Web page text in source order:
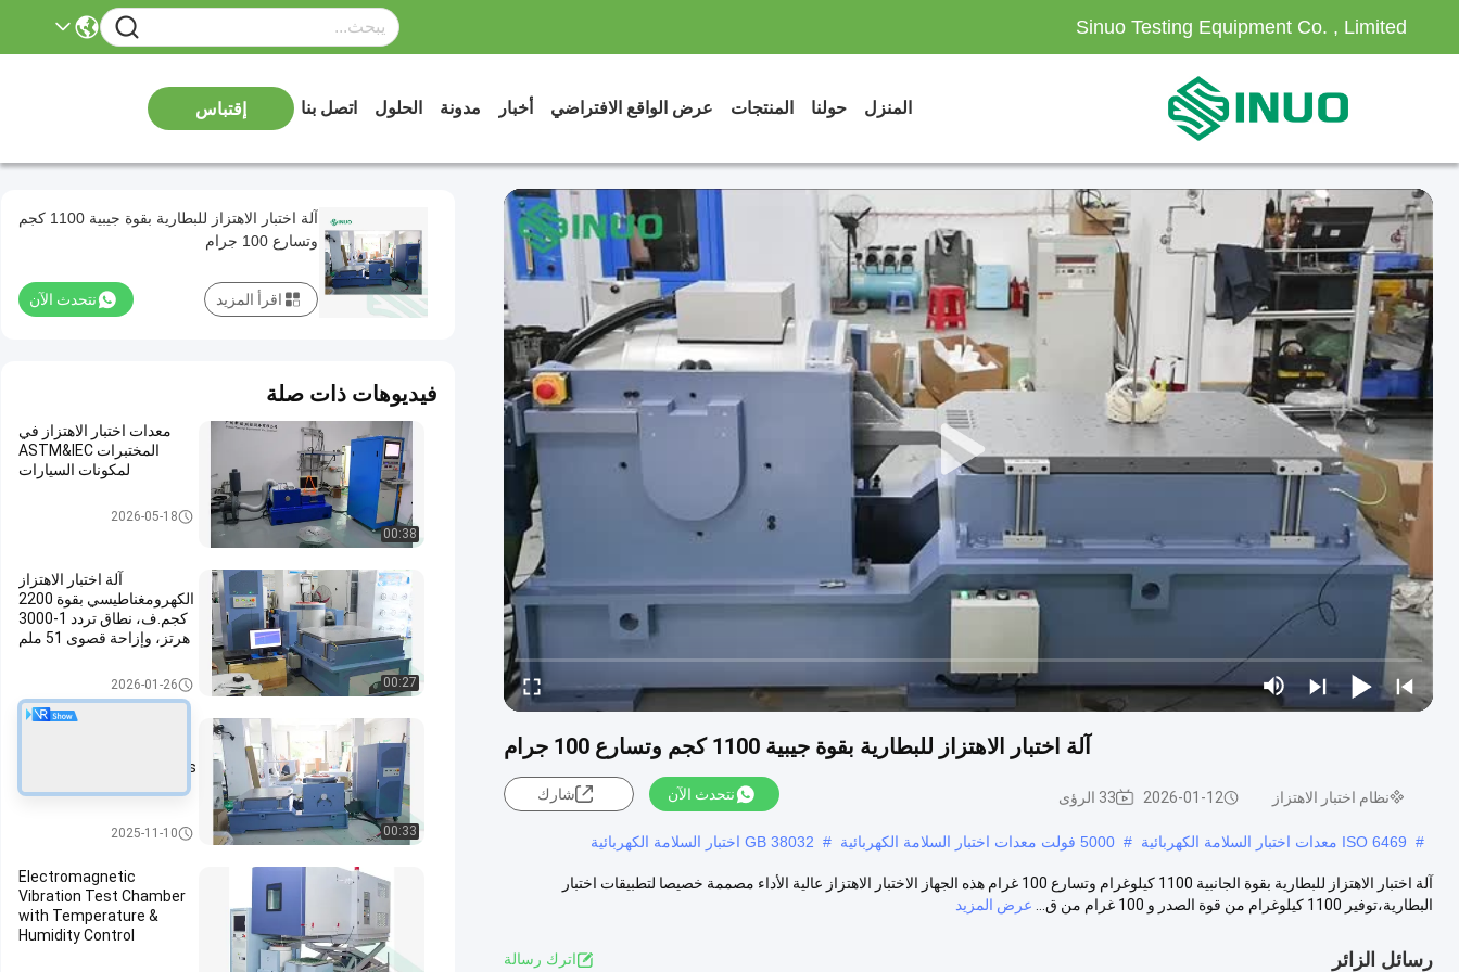
Sinuo Testing Equipment Co. , Limited
المنزل حولنا المنتجات عرض الواقع الافتراضي أخبار مدونة الحلول اتصل بنا إقتباس
آلة اختبار الاهتزاز للبطارية بقوة جيبية 1100 كجم وتسارع 100 جرام
نظام اختبار الاهتزاز 2026-01-12 33 الرؤى نتحدث الآن شارك
# ISO 6469 معدات اختبار السلامة الكهربائية # 5000 فولت معدات اختبار السلامة الكهربائية # GB 38032 اختبار السلامة الكهربائية
آلة اختبار الاهتزاز للبطارية بقوة الجانبية 1100 كيلوغرام وتسارع 100 غرام هذه الجهاز الاختبار الاهتزاز عالية الأداء مصممة خصيصا لتطبيقات اختبار
البطارية،توفير 1100 كيلوغرام من قوة الصدر و 100 غرام من ق...
عرض المزيد
رسائل الزائر اترك رسالة
آلة اختبار الاهتزاز للبطارية بقوة جيبية 1100 كجم
وتسارع 100 جرام
نتحدث الآن اقرأ المزيد
فيديوهات ذات صلة
00:38
معدات اختبار الاهتزاز في
المختبرات ASTM&IEC
لمكونات السيارات
نظام اختبار الاهتزاز2026-05-18
00:27
آلة اختبار الاهتزاز
الكهرومغناطيسي بقوة 2200
كجم.ف، نطاق تردد 1-3000
هرتز، وإزاحة قصوى 51 ملم
معدات اختبار المركبات الكهربائية
2026-01-26
00:33
Automotive & Electronics
Testing
معدات اختبار المركبات الكهربائية
2025-11-10
Electromagnetic
Vibration Test Chamber
with Temperature &
Humidity Control